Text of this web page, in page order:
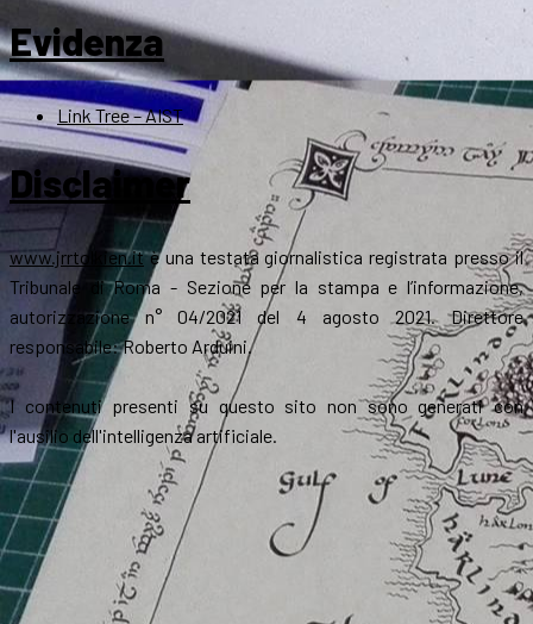
Evidenza
Link Tree – AIST
Disclaimer
www.jrrtolkien.itè una testata giornalistica registrata presso il
Tribunale di Roma - Sezione per la stampa e l’informazione,
autorizzazione n° 04/2021 del 4 agosto 2021. Direttore
responsabile: Roberto Arduini.
I contenuti presenti su questo sito non sono generati con
l'ausilio dell'intelligenza artificiale.